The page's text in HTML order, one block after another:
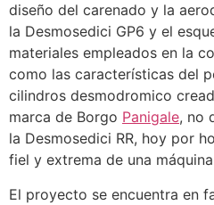
diseño del carenado y la
la Desmosedici GP6 y el
materiales empleados en la
como las características del
cilindros desmodromico
marca de Borgo Panigale, no
la Desmosedici RR, hoy por
fiel y extrema de una
El proyecto se encuentra en